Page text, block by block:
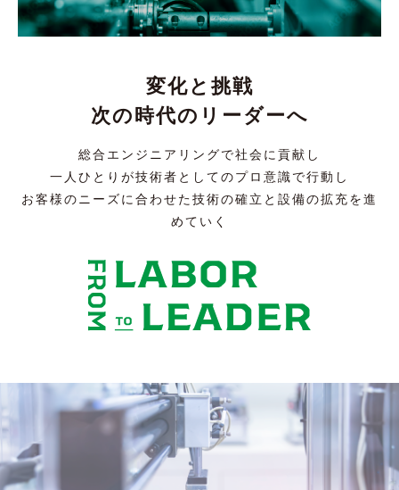
変化と挑戦
次の時代のリーダーへ
総合エンジニアリングで社会に貢献し
一人ひとりが技術者としてのプロ意識で行動し
お客様のニーズに合わせた技術の確立と設備の拡充を進
めていく